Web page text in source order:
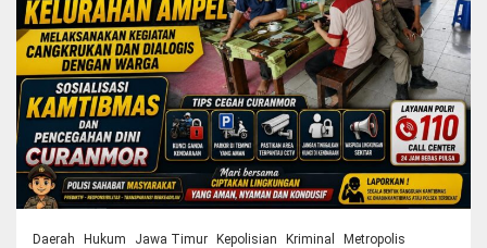
Daerah Hukum Jawa Timur Kepolisian Kriminal
Metropolis